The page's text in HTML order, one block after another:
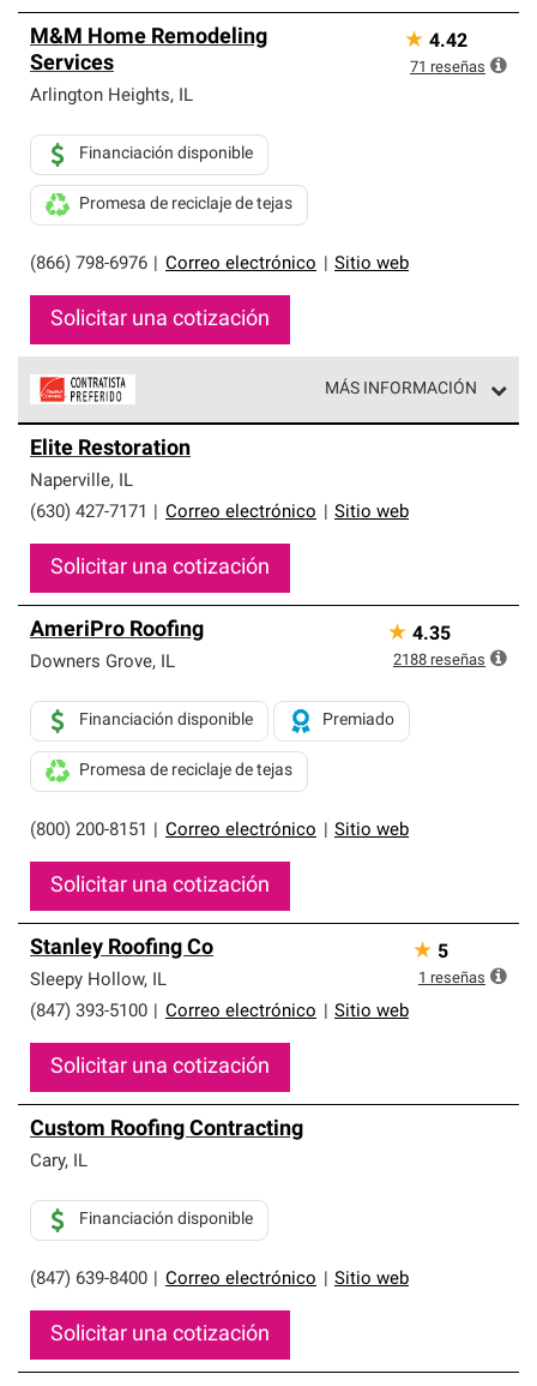
M&M Home Remodeling
Services
Arlington Heights, IL
(866) 798-6976 Correo electrónico Sitio web
Financiación disponible
Promesa de reciclaje de tejas
Solicitar una cotización
★ 4.42
71 reseñas
MÁS INFORMACIÓN
parte de una red exclusiva de profesionales de techos
que cumplen con altos estándares y requisitos estrictos
de profesionalismo y confiabilidad.
Elite Restoration
Naperville, IL
(630) 427-7171
Correo electrónico Sitio web
Solicitar una cotización
AmeriPro Roofing
Downers Grove, IL
(800) 200-8151 Correo electrónico Sitio web
Financiación disponible Premiado
Promesa de reciclaje de tejas
Solicitar una cotización
★ 4.35
2188 reseñas
Stanley Roofing Co
Sleepy Hollow, IL
(847) 393-5100
Correo electrónico Sitio web
Solicitar una cotización
★ 5
1 reseñas
Custom Roofing Contracting
Cary, IL
(847) 639-8400 Correo electrónico Sitio web
Financiación disponible
Solicitar una cotización